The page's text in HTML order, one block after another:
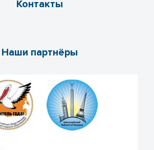
Контакты
Наши партнёры